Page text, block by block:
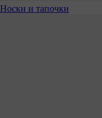
Носки и тапочки